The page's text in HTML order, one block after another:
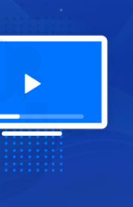
Jr, Iolanda e Vince
da Bulgária, Carbeau +
e Overmono